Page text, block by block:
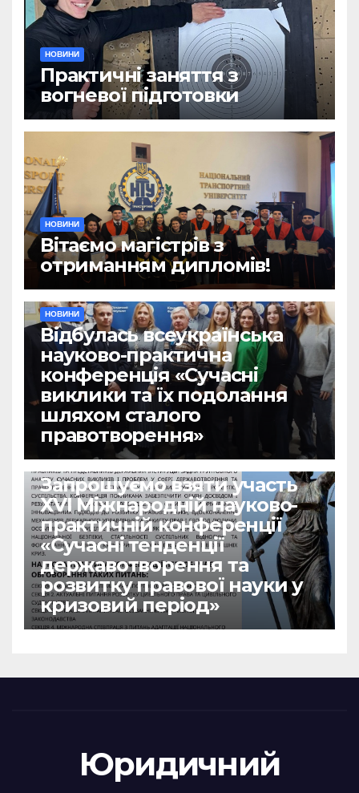
НОВИНИ
Практичні заняття з
вогневої підготовки
НОВИНИ
Вітаємо магістрів з
отриманням дипломів!
НОВИНИ
Відбулась всеукраїнська
науково-практична
конференція «Сучасні
виклики та їх подолання
шляхом сталого
правотворення»
Запрошуємо взяти участь
ХVІ Міжнародній науково-
практичній конференції
«Сучасні тенденції
державотворення та
розвитку правової науки у
кризовий період»
Юридичний